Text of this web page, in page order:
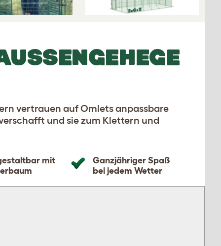
vertrauen auf Omlets anpassbare
und sie zum Klettern und
mit
Ganzjähriger Spaß
bei jedem Wetter